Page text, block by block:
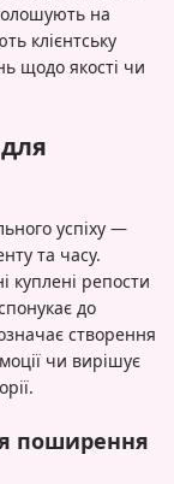
на
клієнтську
щодо якості чи
успіху —
та часу.
куплені репости
до
створення
чи вирішує
поширення